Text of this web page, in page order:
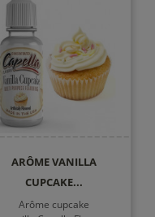
ARÔME VANILLA
CUPCAKE...
Arôme cupcake